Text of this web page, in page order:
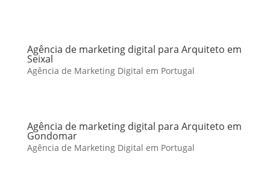
Agência de marketing digital para Arquiteto em
Seixal
Agência de Marketing Digital em Portugal
Agência de marketing digital para Arquiteto em
Gondomar
Agência de Marketing Digital em Portugal